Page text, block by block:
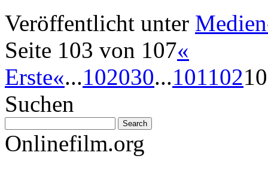
Veröffentlicht unter
Seite 103 von 107«
Erste«...102030...101102
Suchen
Onlinefilm.org